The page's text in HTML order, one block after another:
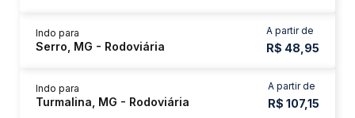
A partir de
R$ 48,95
Indo para
Serro, MG - Rodoviária
A partir de
R$ 107,15
Indo para
Turmalina, MG - Rodoviária